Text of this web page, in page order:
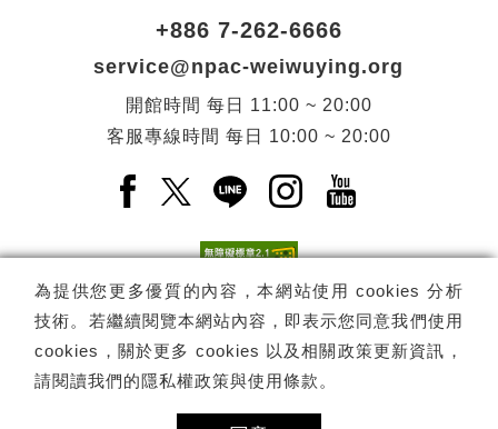
為提供您更多優質的內容，本網站使用 cookies 分析
技術。若繼續閱覽本網站內容，即表示您同意我們使用
cookies，關於更多 cookies 以及相關政策更新資訊，
請閱讀我們的隱私權政策與使用條款 。
+886 7-262-6666
service@npac-weiwuying.org
開館時間 每日
11:00 ~ 20:00
客服專線時間 每日 10:00 ~ 20:00
Facebook(另開新視窗)
X(另開新視窗)
LINE(另開新視窗)
Instagram(另開新視
YouTube(另開
電子報訂閱 訂閱
Copyright © 國家表演藝術中心 -衛武營國家藝術文化中心